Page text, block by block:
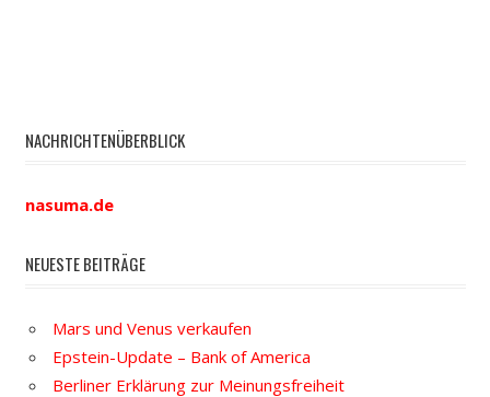
NACHRICHTENÜBERBLICK
nasuma.de
NEUESTE BEITRÄGE
Mars und Venus verkaufen
Epstein-Update – Bank of America
Berliner Erklärung zur Meinungsfreiheit